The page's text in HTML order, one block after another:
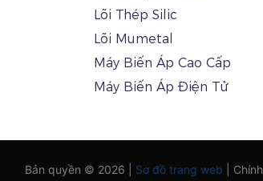
Lõi Thép Silic
Lõi Mumetal
Máy Biến Áp Cao Cấp
Máy Biến Áp Điện Tử
Bản quyền © 2026 | Sơ đồ trang web